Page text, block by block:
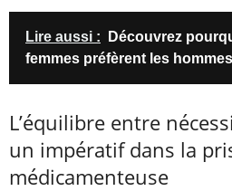
Lire aussi :
Découvrez
femmes préfèrent les
L’équilibre entre
un impératif dans la
médicamenteuse